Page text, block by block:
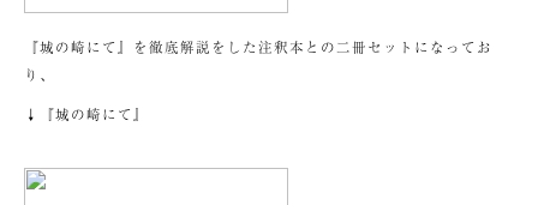
『城の崎にて』を徹底解説をした注釈本との二冊セットになってお
り、
↓『城の崎にて』